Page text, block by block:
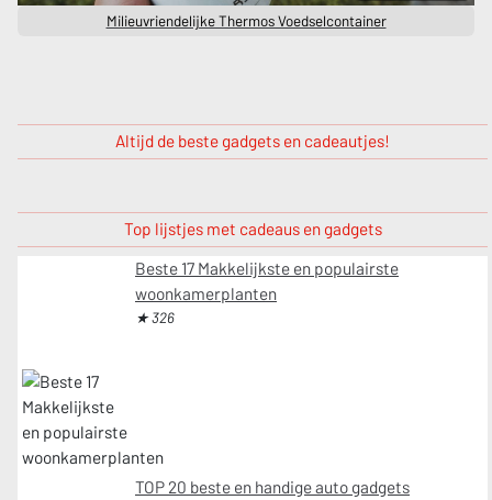
Milieuvriendelijke Thermos Voedselcontainer
Altijd de beste gadgets en cadeautjes!
Top lijstjes met cadeaus en gadgets
Beste 17 Makkelijkste en populairste
woonkamerplanten
★ 326
TOP 20 beste en handige auto gadgets